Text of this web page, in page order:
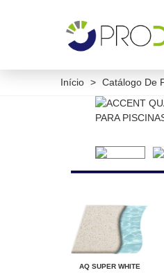
Início > Catálogo De
AQ SUPER WHITE